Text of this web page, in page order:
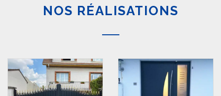
NOS RÉALISATIONS